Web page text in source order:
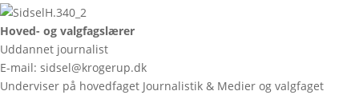
Hoved- og valgfagslærer
Uddannet journalist
E-mail: sidsel@krogerup.dk
Underviser på hovedfaget Journalistik & Medier og valgfaget